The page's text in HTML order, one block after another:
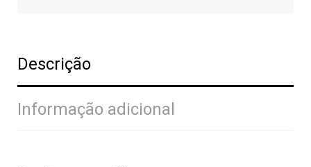
Descrição
Informação adicional